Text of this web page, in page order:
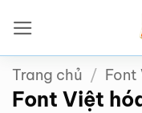
qua
nội
dung
Trang chủ / Font
Font Việt